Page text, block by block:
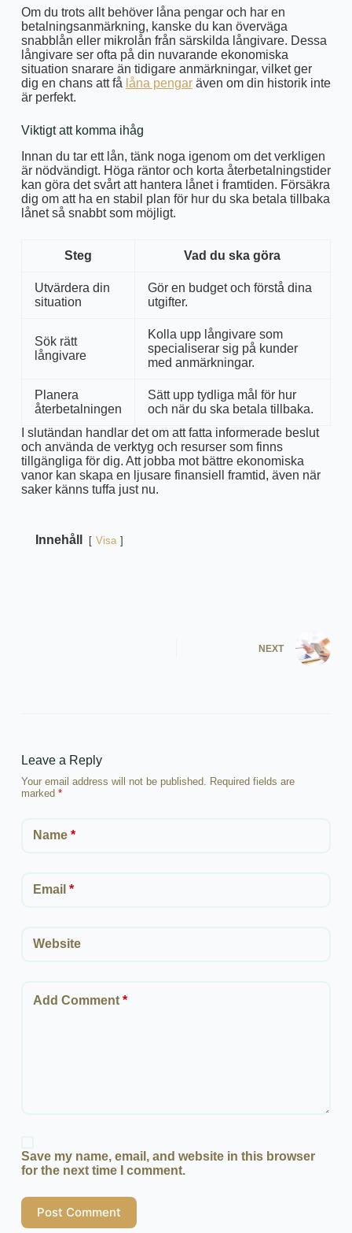
Om du trots allt behöver låna pengar och har en
betalningsanmärkning, kanske du kan överväga
snabblån eller mikrolån från särskilda långivare. Dessa
långivare ser ofta på din nuvarande ekonomiska
situation snarare än tidigare anmärkningar, vilket ger
dig en chans att få låna pengaräven om din historik inte
är perfekt.
Viktigt att komma ihåg
Innan du tar ett lån, tänk noga igenom om det verkligen
är nödvändigt. Höga räntor och korta återbetalningstider
kan göra det svårt att hantera lånet i framtiden. Försäkra
dig om att ha en stabil plan för hur du ska betala tillbaka
lånet så snabbt som möjligt.
Steg Vad du ska göra
Utvärdera din
situation
Gör en budget och förstå dina
utgifter.
Sök rätt
långivare
Kolla upp långivare som
specialiserar sig på kunder
med anmärkningar.
Planera
återbetalningen
Sätt upp tydliga mål för hur
och när du ska betala tillbaka.
I slutändan handlar det om att fatta informerade beslut
och använda de verktyg och resurser som finns
tillgängliga för dig. Att jobba mot bättre ekonomiska
vanor kan skapa en ljusare finansiell framtid, även när
saker känns tuffa just nu.
Innehåll Visa
NEXT
Leave a Reply
Your email address will not be published.
Required fields are
marked *
Name*
Email *
Website
Add Comment*
Save my name, email, and website in this browser
for the next time I comment.
Post Comment